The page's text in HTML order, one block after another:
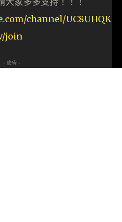
channel/UC8UHQK
join
- 廣告 -